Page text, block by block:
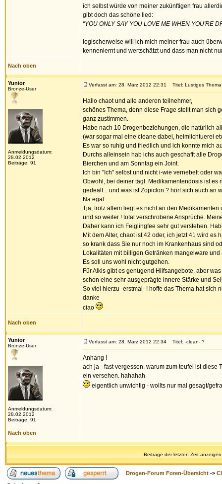
ich selbst würde von meiner zukünftigen frau
gibt doch das schöne lied:
"YOU ONLY SAY YOU LOVE ME WHEN YOU'RE
logischerweise will ich mich meiner frau auch
kennenlernt und wertschätzt und dass man nicht
Nach oben
Yunior
Bronze-User
Anmeldungsdatum:
28.02.2012
Beiträge: 91
Verfasst am: 28. März 2012 22:31 Titel: Lustiges Thema
Hallo chaot und alle anderen teilnehmer,
schönes Thema, denn diese Frage stellt man sich
ganz zustimmen.
Habe nach 10 Drogenbeziehungen, die natürlich
(war sogar mal eine cleane dabei, heimlichtuerei
Es war so ruhig und friedlich und ich konnte mich
Durchs alleinsein hab ichs auch geschafft alle
Bierchen und am Sonntag ein Joint.
Ich bin "Ich" selbst und nicht i-wie vernebelt oder
Obwohl, bei deiner tägl. Medikamentendosis ist es
gedealt... und was ist Zopiclon ? hört sich auch an
Na egal.
Tja, trotz allem liegt es nicht an den
und so weiter ! total verschrobene Ansprüche.
Daher kann ich Feiglingfee sehr gut verstehen.
Mit dem Alter, chaot ist 42 oder, ich jetzt 41 wird
so krank dass Sie nur noch im Krankenhaus sind
Lokalitäten mit billigen Getränken mangelware
Es soll uns wohl nicht gutgehen.
Für Alkis gibt es genügend Hilfsangebote, aber
schon eine sehr ausgeprägte innere Stärke und
So viel hierzu -erstmal- ! hoffe das Thema hat sich
danke
ciao
Nach oben
Yunior
Bronze-User
Anmeldungsdatum:
28.02.2012
Beiträge: 91
Verfasst am: 28. März 2012 22:34 Titel: -clean- ?
Anhang !
ach ja - fast vergessen. warum zum teufel ist
ein versehen. hahahah
eigentlich unwichtig - wollts nur mal gesagt/
Nach oben
Beiträge der letzten Zeit
Drogen-Forum Foren-Übersicht ->